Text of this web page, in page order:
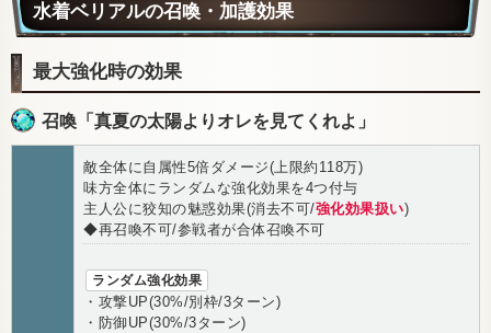
水着ベリアルの召喚・加護効果
最大強化時の効果
召喚「真夏の太陽よりオレを見てくれよ」
敵全体に自属性5倍ダメージ(上限約118万)
味方全体にランダムな強化効果を4つ付与
主人公に狡知の魅惑効果(消去不可/強化効果扱い)
◆再召喚不可/参戦者が合体召喚不可
ランダム強化効果
・攻撃UP(30%/別枠/3ターン)
・防御UP(30%/3ターン)